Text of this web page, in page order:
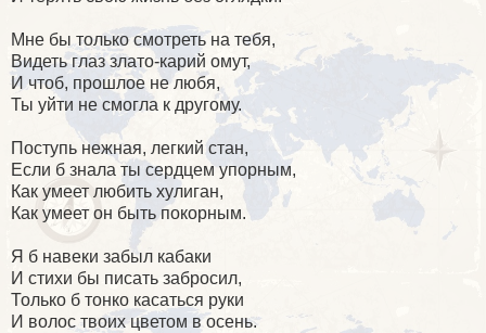
Мне бы только смотреть на тебя,
Видеть глаз злато-карий омут,
И чтоб, прошлое не любя,
Ты уйти не смогла к другому.
Поступь нежная, легкий стан,
Если б знала ты сердцем упорным,
Как умеет любить хулиган,
Как умеет он быть покорным.
Я б навеки забыл кабаки
И стихи бы писать забросил,
Только б тонко касаться руки
И волос твоих цветом в осень.